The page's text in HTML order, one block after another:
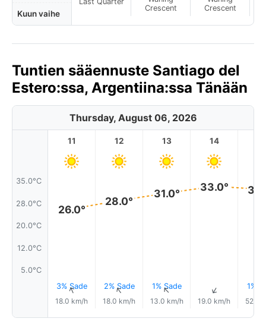
Kuun vaihe
Crescent
Crescent
Tuntien sääennuste Santiago del
Estero:ssa, Argentiina:ssa Tänään
Thursday, August 06, 2026
35.0°C
28.0°C
20.0°C
12.0°C
5.0°C
11
26.0°
3% Sade
↑
18.0 km/h
12
28.0°
2% Sade
↑
18.0 km/h
13
31.0°
1% Sade
↑
13.0 km/h
14
33.0°
↑
19.0 km/h
1%
52.0